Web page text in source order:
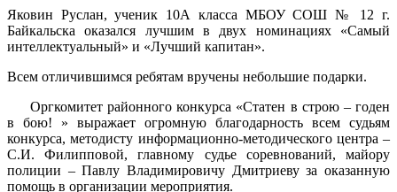
Яковин Руслан, ученик 10А класса МБОУ СОШ № 12 г.
Байкальска оказался лучшим в двух номинациях «Самый
интеллектуальный» и «Лучший капитан».
Всем отличившимся ребятам вручены небольшие подарки.
Оргкомитет районного конкурса «Статен в строю – годен
в бою! » выражает огромную благодарность всем судьям
конкурса, методисту информационно-методического центра –
С.И. Филипповой, главному судье соревнований, майору
полиции – Павлу Владимировичу Дмитриеву за оказанную
помощь в организации мероприятия.